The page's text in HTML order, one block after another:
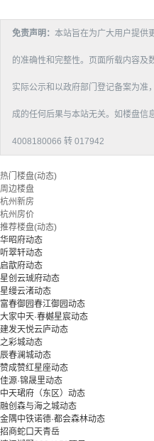
免责声明： 本站旨在为广大用户提供
的准确性和完整性。页面所载内容及
实际公示和以政府部门登记备案为准
成的任何后果与本站无关。如楼盘信
4008180066 转 017942
热门楼盘(动态)
周边楼盘
杭州新房
杭州房价
推荐楼盘(动态)
华昭府动态
听翠轩动态
启歆府动态
星创云珹府动态
星缦云渚动态
富春御园春江御园动态
大家中天·春樾星宸动态
建发天悦云庐动态
之彩城动态
辰春澜城动态
赞成赞红星座动态
佳源·锦晟里动态
中天珺府（东区）动态
融创森与海之城动态
金隅中铁诺德·都会森林动态
招商蛇口天青岳